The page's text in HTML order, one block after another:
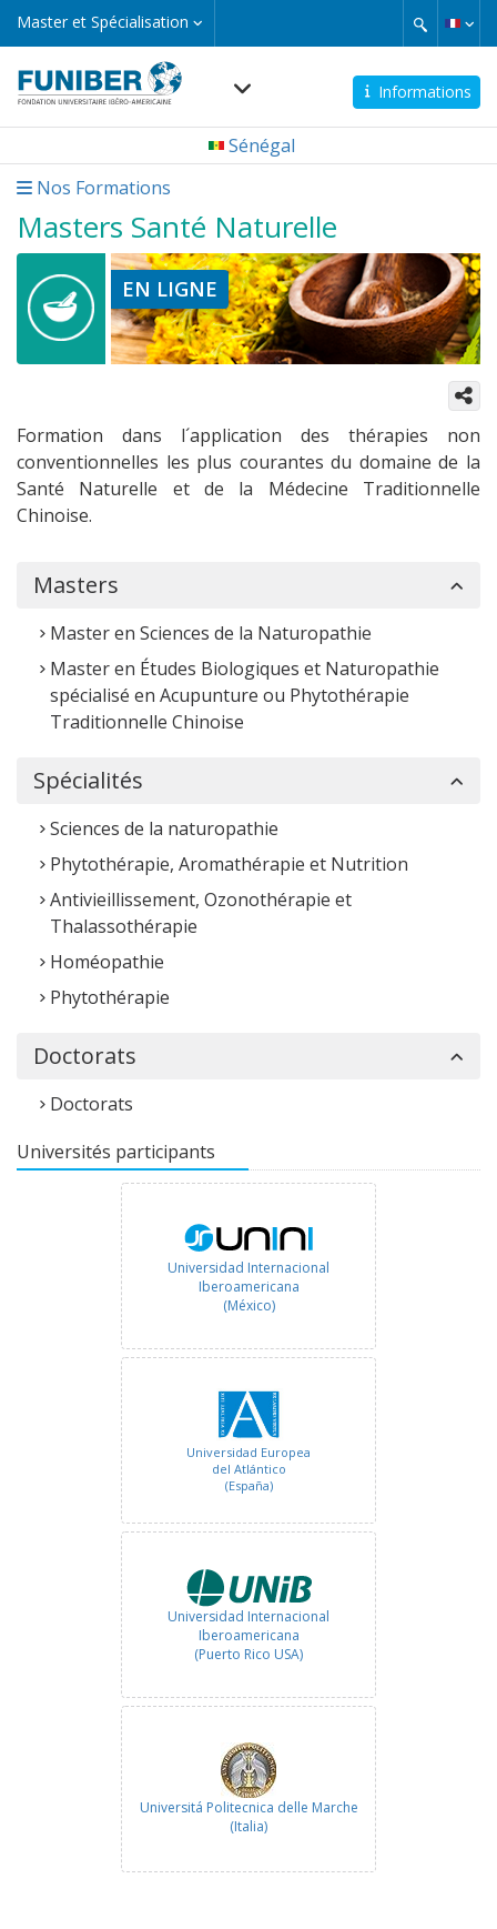
Aller
principal
Master et Spécialisation
Master
et
Informations
Navegación
micro
Sénégal
Nos Formations
Masters Santé Naturelle
EN LIGNE
Formation dans l´application des thérapies non
conventionnelles les plus courantes du domaine de la
Santé Naturelle et de la Médecine Traditionnelle
Chinoise.
Masters
Master en Sciences de la Naturopathie
Master en Études Biologiques et Naturopathie
spécialisé en Acupunture ou Phytothérapie
Traditionnelle Chinoise
Spécialités
Sciences de la naturopathie
Phytothérapie, Aromathérapie et Nutrition
Antivieillissement, Ozonothérapie et
Thalassothérapie
Homéopathie
Phytothérapie
Doctorats
Doctorats
Universités participants
Universidad Internacional
Iberoamericana
(México)
Universidad Europea
del Atlántico
(España)
Universidad Internacional
Iberoamericana
(Puerto Rico USA)
Universitá Politecnica delle Marche
(Italia)